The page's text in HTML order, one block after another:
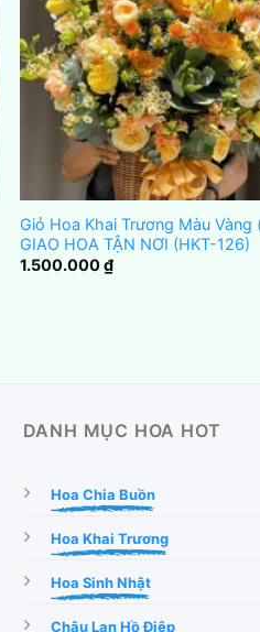
Giỏ Hoa Khai Trương Màu Vàng
GIAO HOA TẬN NƠI (HKT-126)
1.500.000₫
DANH MỤC HOA HOT
Hoa Chia Buồn
Hoa Khai Trương
Hoa Sinh Nhật
Chậu Lan Hồ Điệp